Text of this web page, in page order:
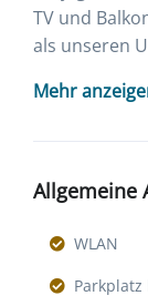
TV und
als unseren
Mehr
Allgemeine
WLAN